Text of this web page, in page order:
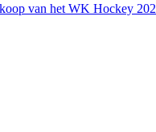
van het WK Hockey